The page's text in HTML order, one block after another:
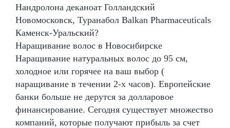
Нандролона деканоат Голландский
Новомосковск, Туранабол Balkan Pharmaceuticals
Каменск-Уральский?
Наращивание волос в Новосибирске
Наращивание натуральных волос до 95 см,
холодное или горячее на ваш выбор (
наращивание в течении 2-х часов). Европейские
банки больше не дерутся за долларовое
финансирование. Сегодня существует множество
компаний, которые получают прибыль за счет